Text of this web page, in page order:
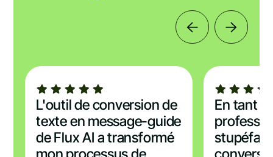
L'outil de conversion de
texte en message-guide
de Flux AI a transformé
En tant